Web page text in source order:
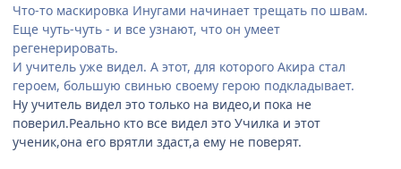
Что-то маскировка Инугами начинает трещать по швам.
Еще чуть-чуть - и все узнают, что он умеет
регенерировать.
И учитель уже видел. А этот, для которого Акира стал
героем, большую свинью своему герою подкладывает.
Ну учитель видел это только на видео,и пока не
поверил.Реально кто все видел это Училка и этот
ученик,она его врятли здаст,а ему не поверят.